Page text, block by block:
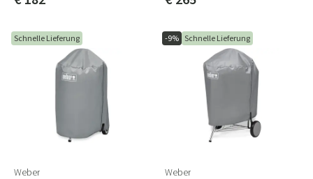
Schnelle Lieferung
Weber
-9% Schnelle Lieferung
Weber